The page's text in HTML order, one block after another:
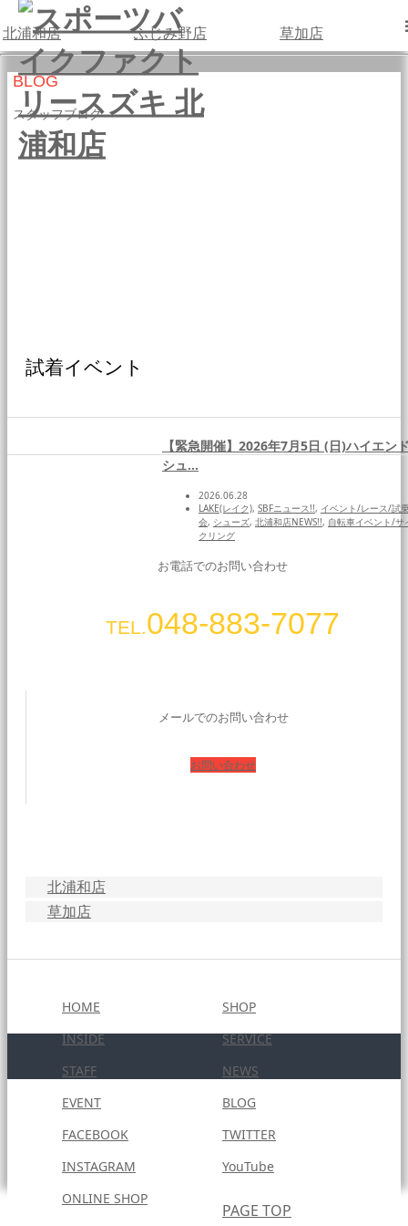
北浦和店 ふじみ野店 草加店
BLOG
スタッフブログ
試着イベント
【緊急開催】2026年7月5日 (日)ハイエン
シュ…
2026.06.28
LAKE(レイク), SBFニュース!!, イベント/レース/試
会, シューズ, 北浦和店NEWS!!, 自転車イベント/サ
クリング
お電話でのお問い合わせ
TEL.048-883-7077
メールでのお問い合わせ
お問い合わせ
北浦和店
草加店
HOME
SHOP
INSIDE
SERVICE
STAFF
NEWS
EVENT
BLOG
FACEBOOK
TWITTER
INSTAGRAM
YouTube
ONLINE SHOP
Copyright © 2020
PAGE TOP